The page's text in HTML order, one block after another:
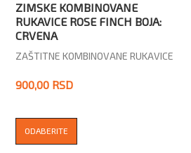
ZIMSKE KOMBINOVANE
RUKAVICE ROSE FINCH BOJA:
CRVENA
ZAŠTITNE KOMBINOVANE RUKAVICE
900,00 RSD
ODABERITE